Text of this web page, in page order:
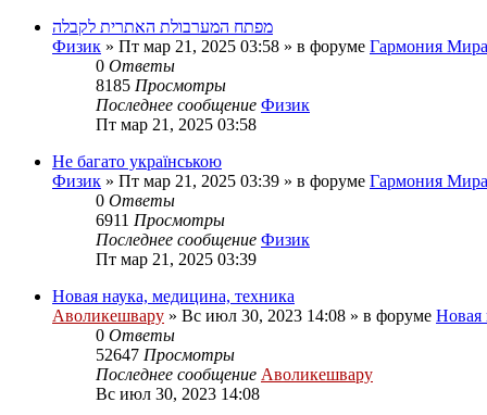
מפתח המערבולת האתרית לקבלה
Физик » Пт мар 21, 2025 03:58 » в форуме Гармония Мира
0 Ответы
8185 Просмотры
Последнее сообщение Физик
Пт мар 21, 2025 03:58
Не багато українською
Физик » Пт мар 21, 2025 03:39 » в форуме Гармония Мира
0 Ответы
6911 Просмотры
Последнее сообщение Физик
Пт мар 21, 2025 03:39
Новая наука, медицина, техника
Аволикешвару » Вс июл 30, 2023 14:08 » в форуме Новая
0 Ответы
52647 Просмотры
Последнее сообщение Аволикешвару
Вс июл 30, 2023 14:08